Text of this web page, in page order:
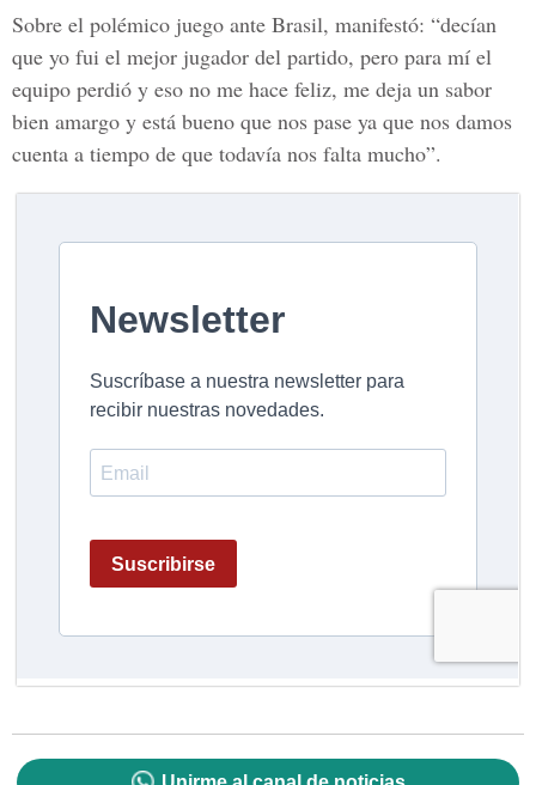
Sobre el polémico juego ante Brasil, manifestó: “decían
que yo fui el mejor jugador del partido, pero para mí el
equipo perdió y eso no me hace feliz, me deja un sabor
bien amargo y está bueno que nos pase ya que nos damos
cuenta a tiempo de que todavía nos falta mucho”.